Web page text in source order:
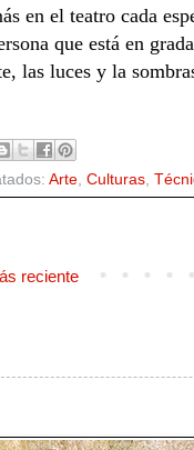
en el teatro cada
que está en
las luces y la
Arte, Culturas,
reciente